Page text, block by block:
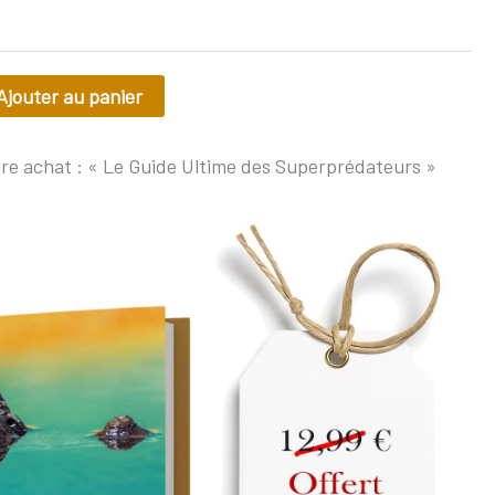
au panier
achat : « Le Guide Ultime des Superprédateurs »